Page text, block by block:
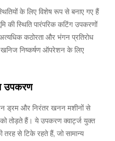
के लिए विशेष रूप से बनाए गए हैं
की स्थिति पारंपरिक कटिंग उपकरणों
कठोरता और भंगन प्रतिरोध
खनिज निष्कर्षण ऑपरेशन के लिए
उपकरण
ड्रम और निरंतर खनन मशीनों से
तोड़ते हैं। ये उपकरण क्वार्ट्ज युक्त
तरह से टिके रहते हैं, जो सामान्य